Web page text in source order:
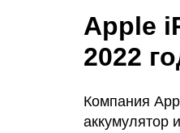
Apple
2022
Компания
аккумулятор